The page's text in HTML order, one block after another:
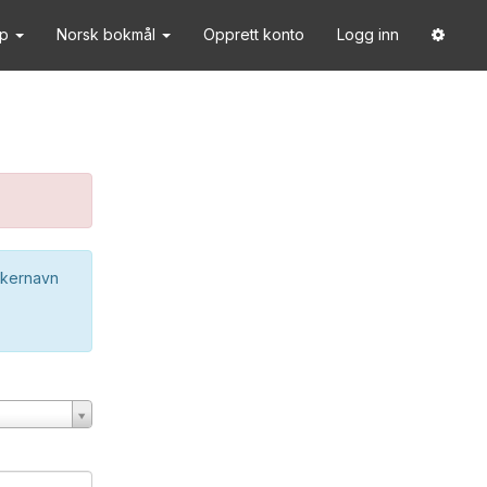
Norsk bokmål Opprett konto Logg inn